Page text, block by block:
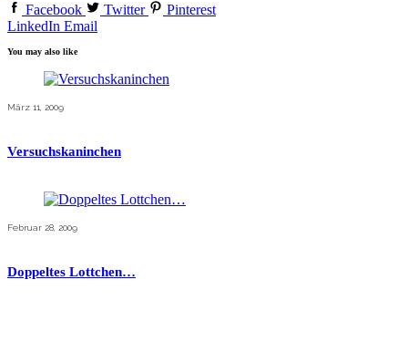
Facebook
Twitter
Pinterest
LinkedIn Email
You may also like
März 11, 2009
Versuchskaninchen
Februar 28, 2009
Doppeltes Lottchen…